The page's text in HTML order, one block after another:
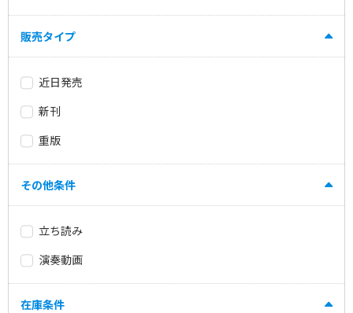
販売タイプ
近日発売
新刊
重版
その他条件
立ち読み
演奏動画
在庫条件